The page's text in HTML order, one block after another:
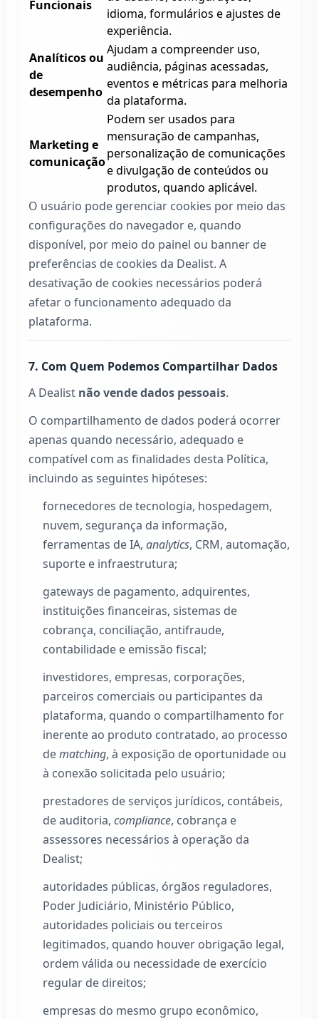
Funcionais
idioma, formulários e ajustes de
experiência.
Analíticos ou
de
desempenho
Ajudam a compreender uso,
audiência, páginas acessadas,
eventos e métricas para melhoria
da plataforma.
Marketing e
comunicação
Podem ser usados para
mensuração de campanhas,
personalização de comunicações
e divulgação de conteúdos ou
produtos, quando aplicável.
O usuário pode gerenciar cookies por meio das
configurações do navegador e, quando
disponível, por meio do painel ou banner de
preferências de cookies da Dealist. A
desativação de cookies necessários poderá
afetar o funcionamento adequado da
plataforma.
7. Com Quem Podemos Compartilhar Dados
A Dealist não vende dados pessoais.
O compartilhamento de dados poderá ocorrer
apenas quando necessário, adequado e
compatível com as finalidades desta Política,
incluindo as seguintes hipóteses:
fornecedores de tecnologia, hospedagem,
nuvem, segurança da informação,
ferramentas de IA, analytics, CRM, automação,
suporte e infraestrutura;
gateways de pagamento, adquirentes,
instituições financeiras, sistemas de
cobrança, conciliação, antifraude,
contabilidade e emissão fiscal;
investidores, empresas, corporações,
parceiros comerciais ou participantes da
plataforma, quando o compartilhamento for
inerente ao produto contratado, ao processo
dematching, à exposição de oportunidade ou
à conexão solicitada pelo usuário;
prestadores de serviços jurídicos, contábeis,
de auditoria, compliance, cobrança e
assessores necessários à operação da
Dealist;
autoridades públicas, órgãos reguladores,
Poder Judiciário, Ministério Público,
autoridades policiais ou terceiros
legitimados, quando houver obrigação legal,
ordem válida ou necessidade de exercício
regular de direitos;
empresas do mesmo grupo econômico,